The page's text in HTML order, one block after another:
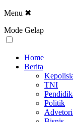
Menu ✖
Mode Gelap
Home
Berita
TNI
Politik